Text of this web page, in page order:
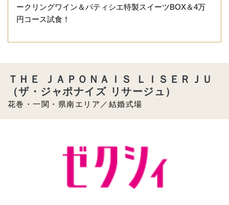
ークリングワイン＆パティシエ特製スイーツBOX＆4万
円コース試食！
花巻・一関・県南エリア／結婚式場
ＴＨＥ ＪＡＰＯＮＡＩＳ ＬＩＳＥＲＪＵ
（ザ・ジャポナイズ リサージュ）